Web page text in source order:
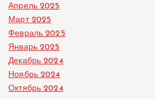
Апрель 2025
Март 2025
Февраль 2025
Январь 2025
Декабрь 2024
Ноябрь 2024
Октябрь 2024